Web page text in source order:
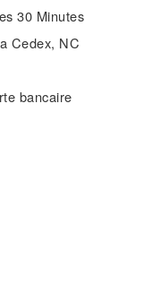
30 Minutes
Cedex, NC
bancaire